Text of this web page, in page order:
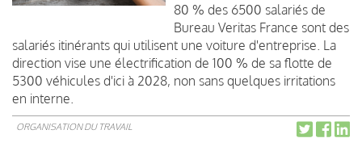
80 % des 6500 salariés de
Bureau Veritas France sont des
salariés itinérants qui utilisent une voiture d'entreprise. La
direction vise une électrification de 100 % de sa flotte de
5300 véhicules d'ici à 2028, non sans quelques irritations
en interne.
ORGANISATION DU TRAVAIL